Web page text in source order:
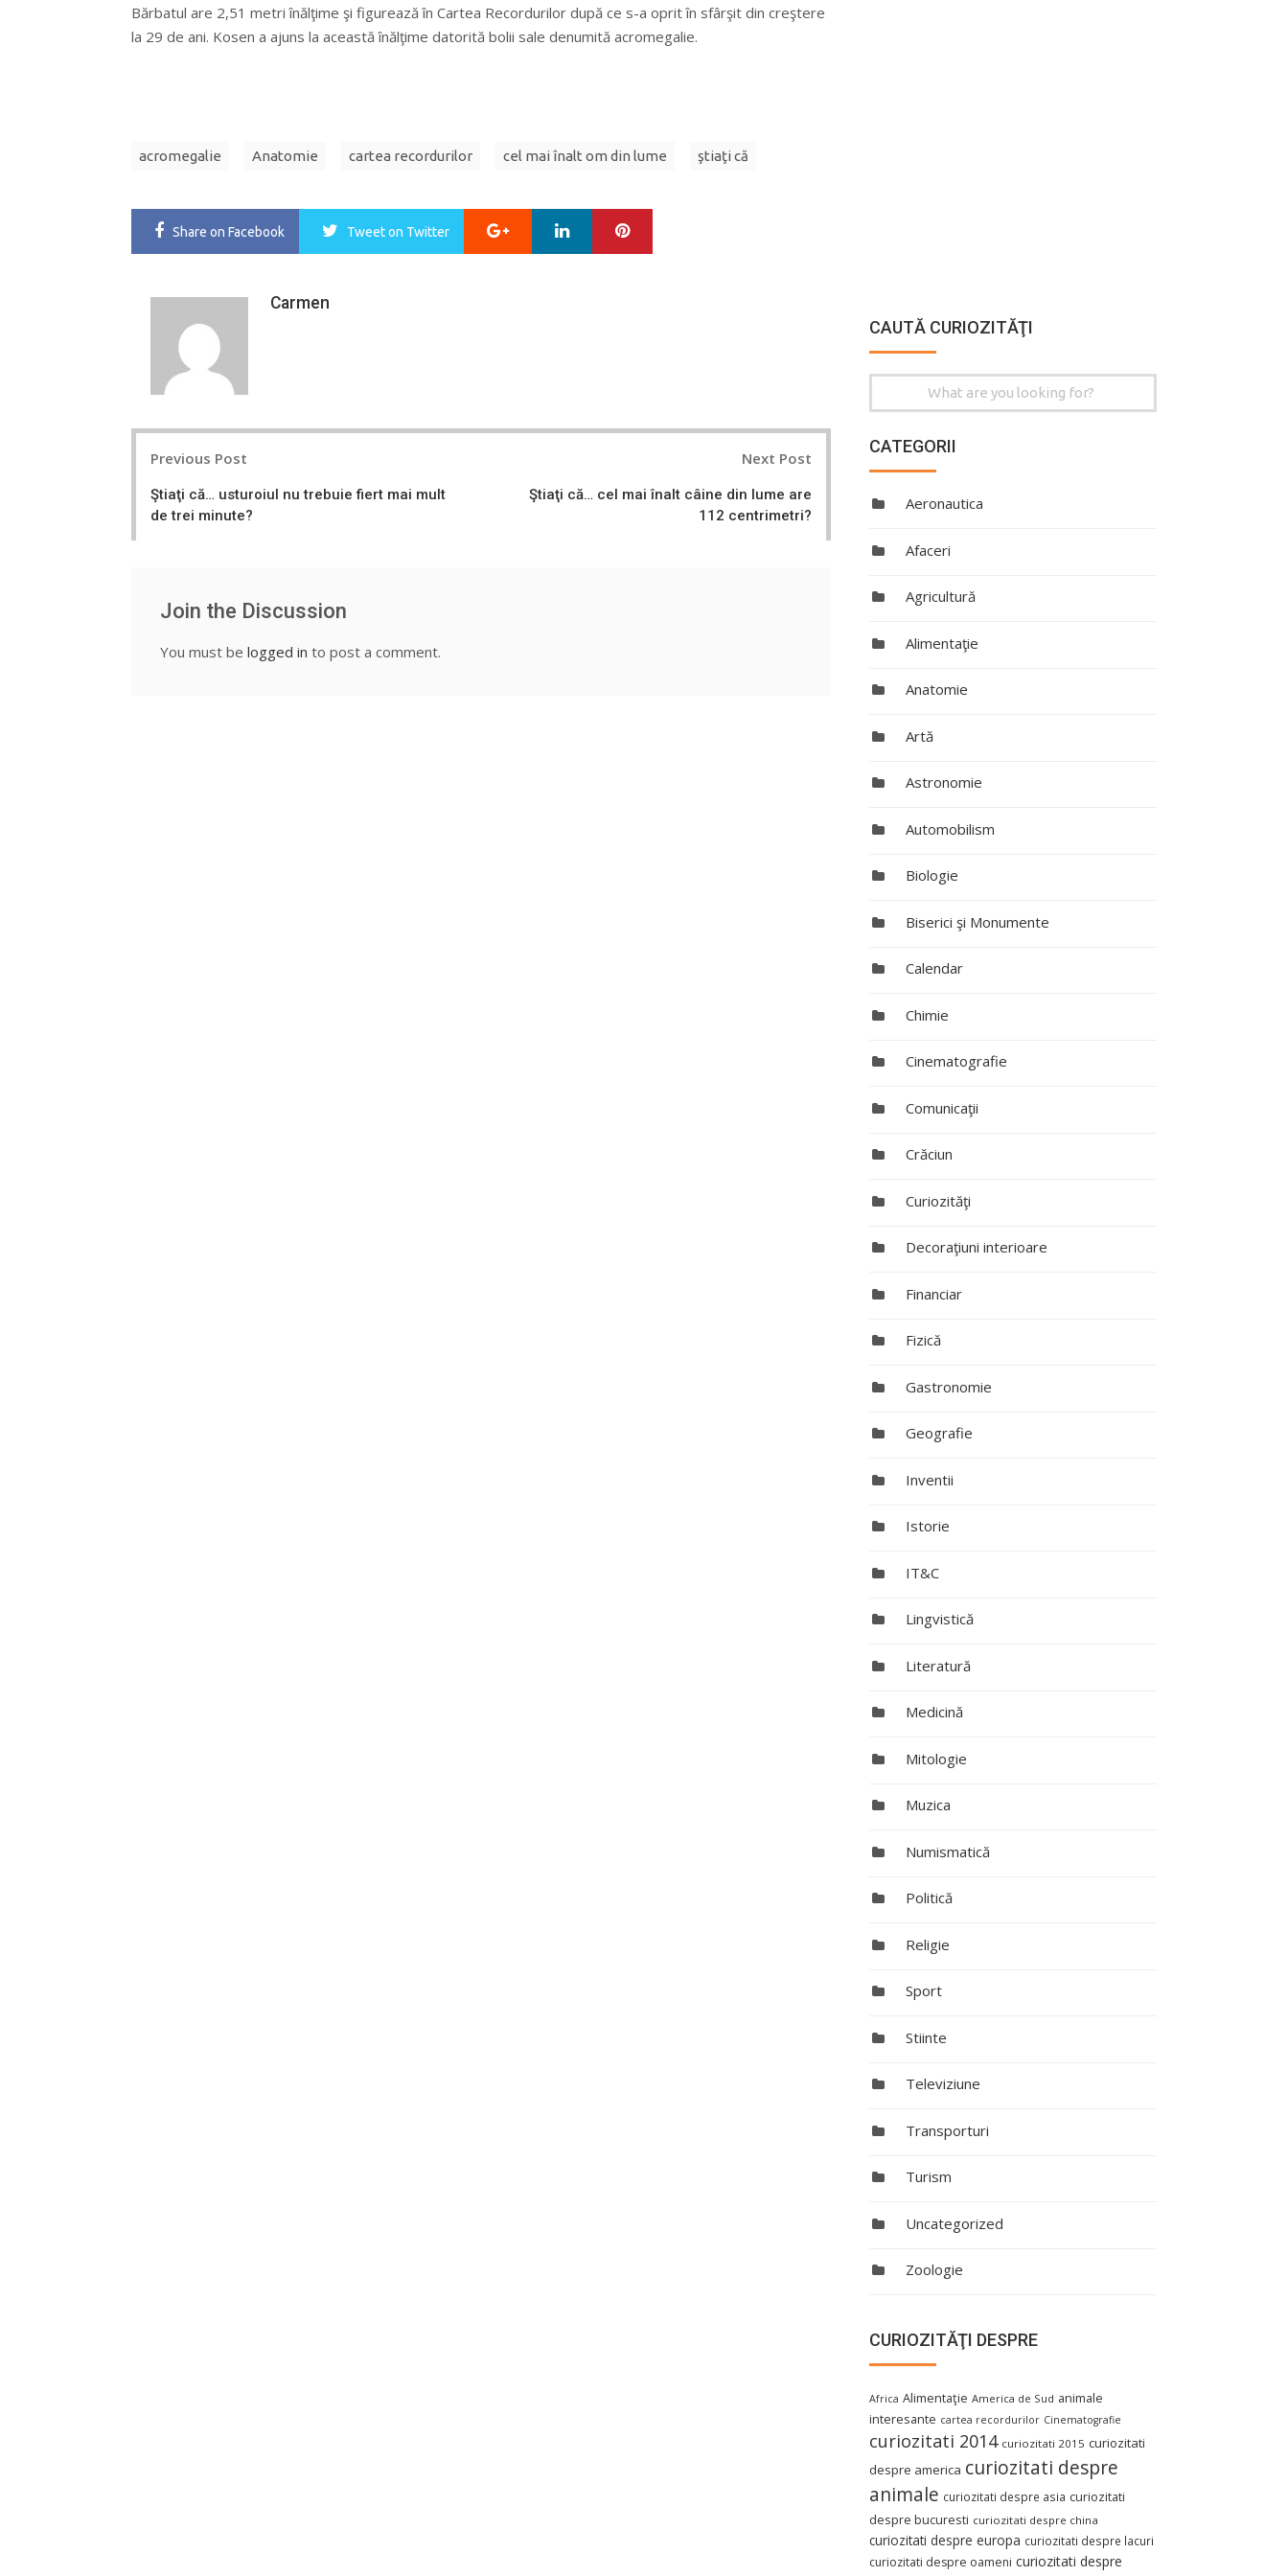
Bărbatul are 2,51 metri înălţime şi figurează în Cartea Recordurilor după ce s-a oprit în sfârşit din creştere
la 29 de ani. Kosen a ajuns la această înălţime datorită bolii sale denumită acromegalie.
acromegalie Anatomie cartea recordurilor cel mai înalt om din lume ştiaţi că
Share on Facebook Tweeton Twitter Google+ LinkedIn
Carmen
Previous Post
Ştiaţi că… usturoiul nu trebuie fiert mai mult
de trei minute?
Next Post
Ştiaţi că… cel mai înalt câine din lume are
112 centrimetri?
Join the Discussion
You must be logged in to post a comment.
CAUTĂ CURIOZITĂŢI
Search
CATEGORII
Aeronautica
Afaceri
Agricultură
Alimentaţie
Anatomie
Artă
Astronomie
Automobilism
Biologie
Biserici şi Monumente
Calendar
Chimie
Cinematografie
Comunicaţii
Crăciun
Curiozităţi
Decoraţiuni interioare
Financiar
Fizică
Gastronomie
Geografie
Inventii
Istorie
IT&C
Lingvistică
Literatură
Medicină
Mitologie
Muzica
Numismatică
Politică
Religie
Sport
Stiinte
Televiziune
Transporturi
Turism
Uncategorized
Zoologie
CURIOZITĂŢI DESPRE
Africa Alimentaţie America de Sud animale
interesante cartea recordurilor Cinematografie
curiozitati 2014 curiozitati 2015 curiozitati
despre america curiozitati despre
animale curiozitati despre asia curiozitati
despre bucuresti curiozitati despre china
curiozitati despre europa curiozitati despre lacuri
curiozitati despre oameni curiozitati despre